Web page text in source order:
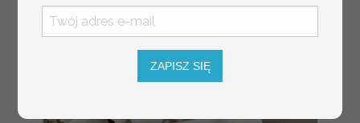
weselnych
ZAPISZ SIĘ